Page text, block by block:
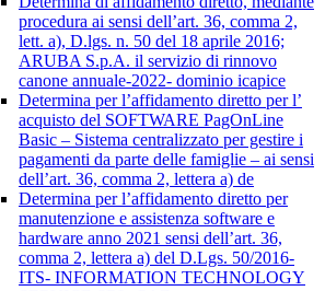
procedura ai sensi dell’art. 36, comma 2,
lett. a), D.lgs. n. 50 del 18 aprile 2016;
ARUBA S.p.A. il servizio di rinnovo
canone annuale-2022- dominio icapice
Determina per l’affidamento diretto per l’
acquisto del SOFTWARE PagOnLine
Basic – Sistema centralizzato per gestire i
pagamenti da parte delle famiglie – ai sensi
dell’art. 36, comma 2, lettera a) de
Determina per l’affidamento diretto per
manutenzione e assistenza software e
hardware anno 2021 sensi dell’art. 36,
comma 2, lettera a) del D.Lgs. 50/2016-
ITS- INFORMATION TECHNOLOGY